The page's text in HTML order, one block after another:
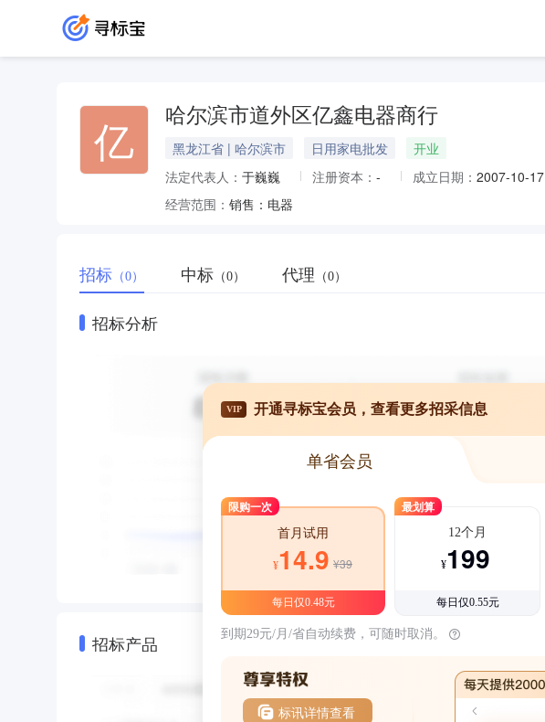
亿 哈尔滨市道外区亿鑫电器商行
黑龙江省 | 哈尔滨市 日用家电批发
开业
法定代表人： 于巍巍 注册资本： - 成立日期： 2007-10-17
经营范围： 销售：电器
招标 （0） 中标 （0） 代理 （0）
招标分析
招标产品
VIP 开通寻标宝会员，查看更多招采信息
单省会员
限购一次
首月试用
¥14.9 ¥39
每日仅0.48元
最划算
12个月
¥199
每日仅0.55元
到期29元/月/省自动续费，可随时取消。
标讯详情查看